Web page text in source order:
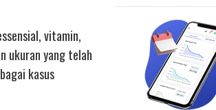
vitamin,
ukuran yang telah
kasus